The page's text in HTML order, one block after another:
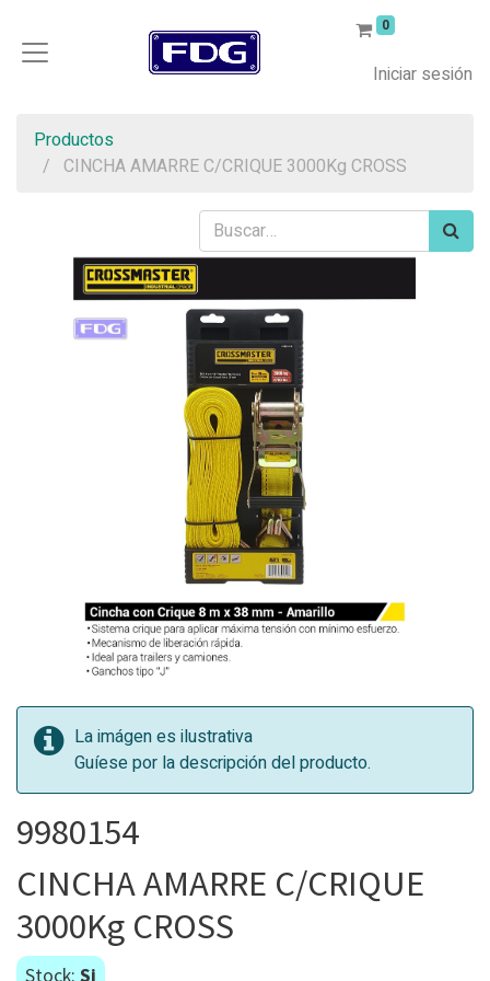
0
Iniciar sesión
Productos
CINCHA AMARRE C/CRIQUE 3000Kg CROSS
La imágen es ilustrativa
Guíese por la descripción del producto.
9980154
CINCHA AMARRE C/CRIQUE
3000Kg CROSS
Stock: Si